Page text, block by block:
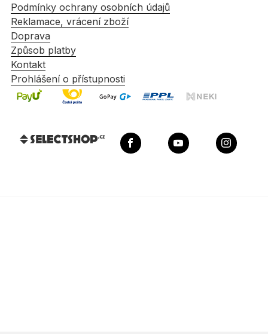
Podmínky ochrany osobních údajů
Reklamace, vrácení zboží
Doprava
Způsob platby
Kontakt
Prohlášení o přístupnosti